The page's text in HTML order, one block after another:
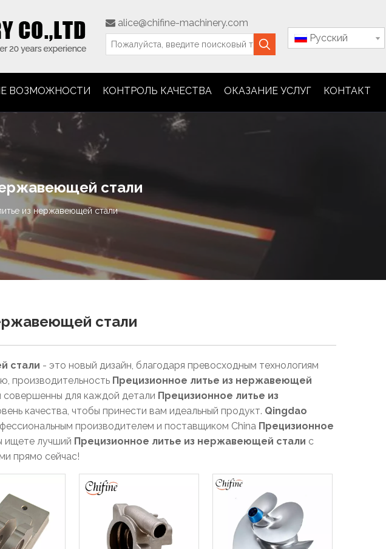
 alice@chifine-machinery.com
Pусский
ВОЗМОЖНОСТИ КОНТРОЛЬ КАЧЕСТВА ОКАЗАНИЕ УСЛУГ КОНТАКТ
стали
из нержавеющей стали
стали
стали - это новый дизайн, благодаря превосходным технологиям
производительность Прецизионное литье из нержавеющей
для каждой детали Прецизионное литье из
качества, чтобы принести вам идеальный продукт. Qingdao
производителем и поставщиком China Прецизионное
ищете лучший Прецизионное литье из нержавеющей стали с
прямо сейчас!